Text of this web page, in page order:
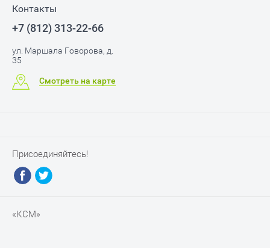
Контакты
+7 (812) 313-22-66
ул. Маршала Говорова, д.
35
Смотреть на карте
Присоединяйтесь!
«КСМ»